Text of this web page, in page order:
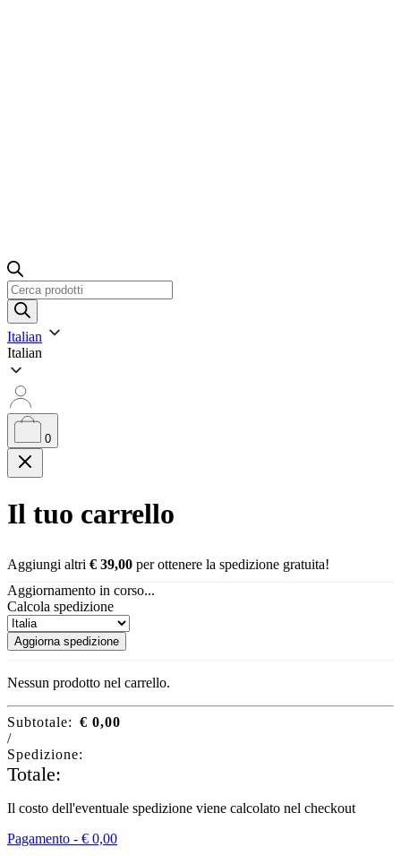
Ricerca
prodotti
Italian
Italian
0
Il tuo carrello
Aggiungi altri € 39,00 per ottenere la spedizione gratuita!
Aggiornamento in corso...
Calcola spedizione
Aggiorna spedizione
Nessun prodotto nel carrello.
Subtotale: € 0,00
/
Spedizione:
Totale:
Il costo dell'eventuale spedizione viene calcolato nel checkout
Pagamento - € 0,00